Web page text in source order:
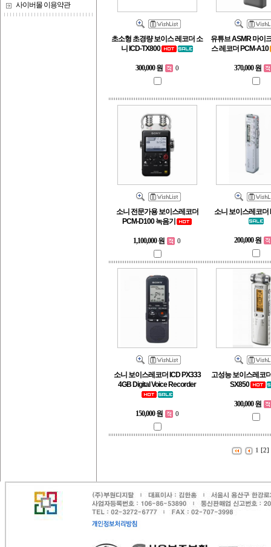
사이버몰 이용약관
초소형 초경량 보이스 레코더 소
니 ICD-TX800
300,000 원 0
유튜브 ASMR 마이
스 레코더 PCM-A10
370,000 원
소니 전문가용 보이스레코더
PCM-D100 녹음기
1,100,000 원 0
소니 보이스레코더
200,000 원
소니 보이스레코더 ICD PX333
4GB Digital Voice Recorder
150,000 원 0
고성능 보이스레코
SX850
300,000 원
1 [2]